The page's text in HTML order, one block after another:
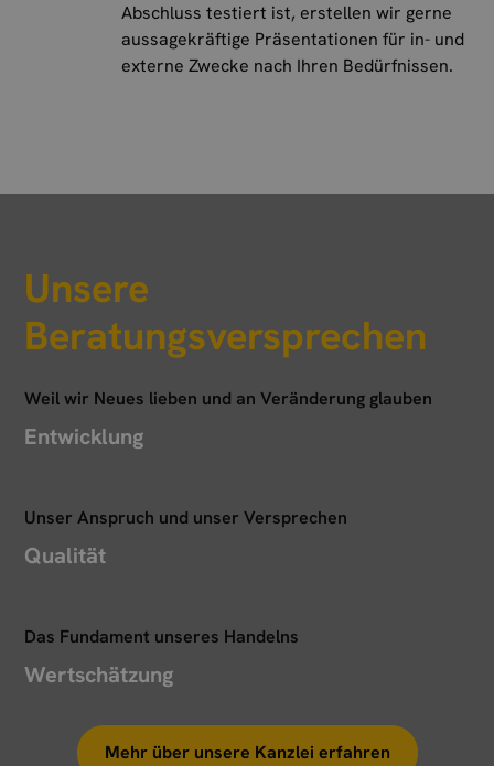
Abschluss testiert ist, erstellen wir gerne
aussagekräftige Präsentationen für in- und
externe Zwecke nach Ihren Bedürfnissen.
Unsere
Beratungsversprechen
Weil wir Neues lieben und an Veränderung glauben
Entwicklung
Unser Anspruch und unser Versprechen
Qualität
Das Fundament unseres Handelns
Wertschätzung
Mehr über unsere Kanzlei erfahren